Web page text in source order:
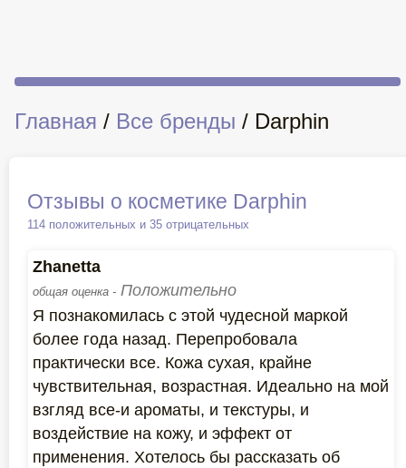
Главная / Все бренды / Darphin
Отзывы о косметике Darphin
114 положительных и 35 отрицательных
Zhanetta
общая оценка - Положительно
Я познакомилась с этой чудесной маркой
более года назад. Перепробовала
практически все. Кожа сухая, крайне
чувствительная, возрастная. Идеально на мой
взгляд все-и ароматы, и текстуры, и
воздействие на кожу, и эффект от
применения. Хотелось бы рассказать об